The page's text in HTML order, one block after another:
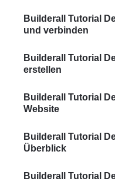
Builderall Tutorial
und verbinden
Builderall Tutorial
erstellen
Builderall Tutorial
Website
Builderall Tutorial
Überblick
Builderall Tutorial